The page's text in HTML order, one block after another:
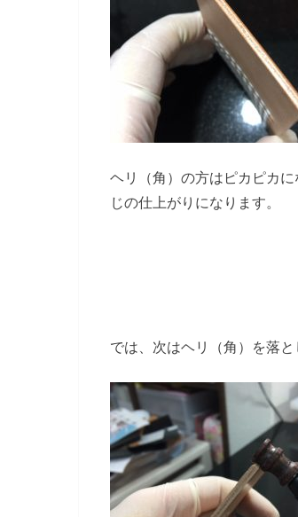
ヘリ（角）の方はピカピカ
じの仕上がりになります。
では、次はヘリ（角）を落と